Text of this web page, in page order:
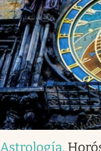
Astrología.